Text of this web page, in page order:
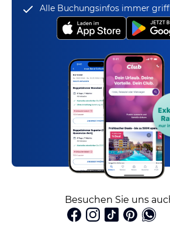
Alle Buchungsinfos immer
Besuchen Sie uns